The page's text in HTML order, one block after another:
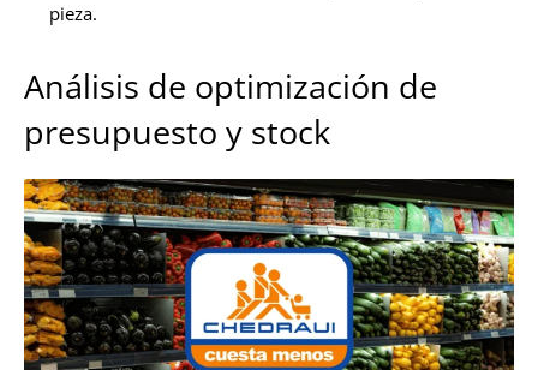
pieza.
Análisis de optimización de
presupuesto y stock